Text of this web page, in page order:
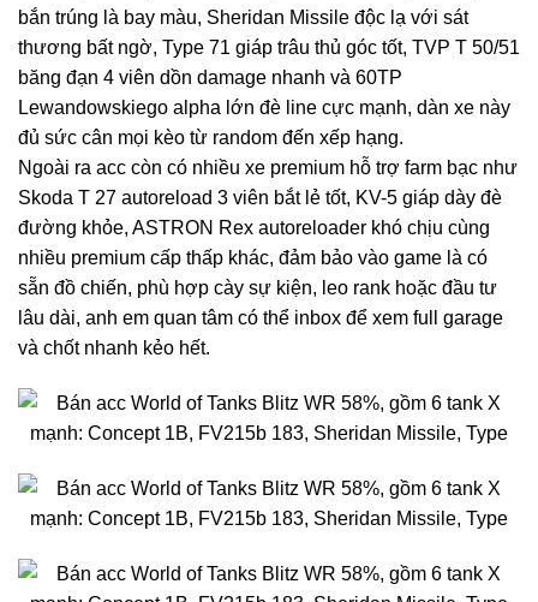
bắn trúng là bay màu, Sheridan Missile độc lạ với sát
thương bất ngờ, Type 71 giáp trâu thủ góc tốt, TVP T 50/51
băng đạn 4 viên dồn damage nhanh và 60TP
Lewandowskiego alpha lớn đè line cực mạnh, dàn xe này
đủ sức cân mọi kèo từ random đến xếp hạng.
Ngoài ra acc còn có nhiều xe premium hỗ trợ farm bạc như
Skoda T 27 autoreload 3 viên bắt lẻ tốt, KV-5 giáp dày đè
đường khỏe, ASTRON Rex autoreloader khó chịu cùng
nhiều premium cấp thấp khác, đảm bảo vào game là có
sẵn đồ chiến, phù hợp cày sự kiện, leo rank hoặc đầu tư
lâu dài, anh em quan tâm có thể inbox để xem full garage
và chốt nhanh kẻo hết.